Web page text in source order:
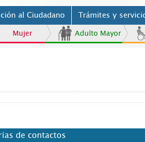
al Ciudadano Trámites y
Mujer Adulto Mayor
de contactos